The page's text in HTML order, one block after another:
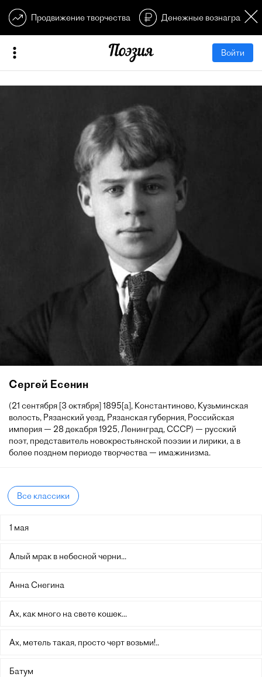
Продвижение творчества Денежные
Войти
Сергей Есенин
(21 сентября [3 октября] 1895[a], Константиново, Кузьминская
волость, Рязанский уезд, Рязанская губерния, Российская
империя — 28 декабря 1925, Ленинград, СССР) — русский
поэт, представитель новокрестьянской поэзии и лирики, а в
более позднем периоде творчества — имажинизма.
Все классики
1 мая
Алый мрак в небесной черни...
Анна Снегина
Ах, как много на свете кошек...
Ах, метель такая, просто черт возьми!..
Батум